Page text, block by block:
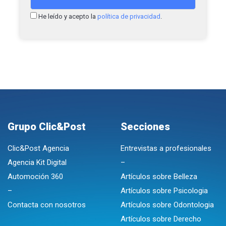
He leído y acepto la política de privacidad .
Grupo Clic&Post
Clic&Post Agencia
Agencia Kit Digital
Automoción 360
–
Contacta con nosotros
Secciones
Entrevistas a profesionales
–
Artículos sobre Belleza
Artículos sobre Psicologia
Artículos sobre Odontologia
Artículos sobre Derecho